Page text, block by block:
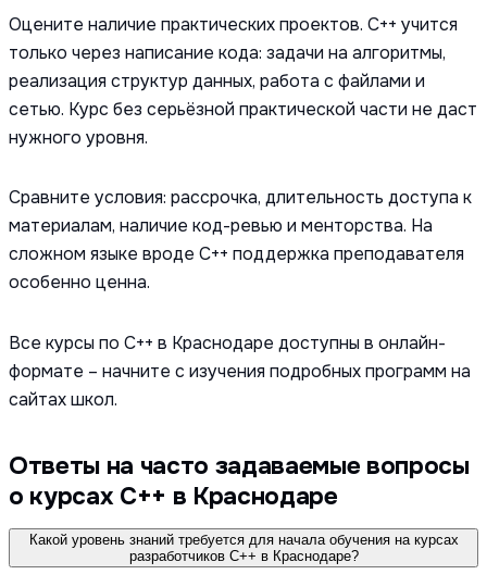
Оцените наличие практических проектов. C++ учится
только через написание кода: задачи на алгоритмы,
реализация структур данных, работа с файлами и
сетью. Курс без серьёзной практической части не даст
нужного уровня.
Сравните условия: рассрочка, длительность доступа к
материалам, наличие код-ревью и менторства. На
сложном языке вроде C++ поддержка преподавателя
особенно ценна.
Все курсы по C++ в Краснодаре доступны в онлайн-
формате – начните с изучения подробных программ на
сайтах школ.
Ответы на часто задаваемые вопросы
о курсах С++ в Краснодаре
Какой уровень знаний требуется для начала обучения на курсах
разработчиков C++ в Краснодаре?